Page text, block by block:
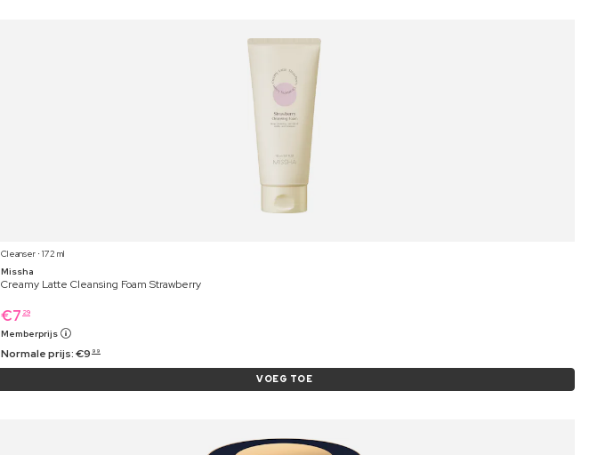
Cleanser ⋅ 172 ml
Missha
Creamy Latte Cleansing Foam Strawberry
€7 29
Memberprijs
Normale prijs:€9 99
VOEG TOE